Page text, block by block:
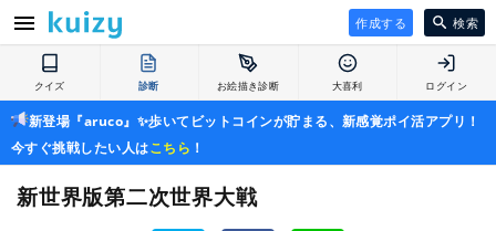
作成する 検索
クイズ 診断 お絵描き診断 大喜利 ログイン
新登場『aruco』✨歩いてビットコインが貯まる、新感覚ポイ活アプリ！
今すぐ挑戦したい人はこちら ！
新世界版第二次世界大戦